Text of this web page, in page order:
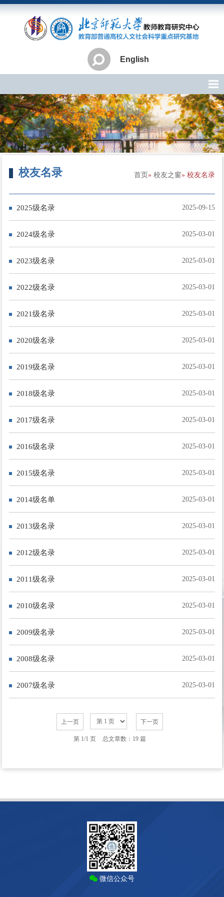
English
返回
校友名录
毕业去向
校友风采
校友名录 首页»校友之窗» 校友名录
2025级名录 2025-09-15
2024级名录 2025-03-01
2023级名录 2025-03-01
2022级名录 2025-03-01
2021级名录 2025-03-01
2020级名录 2025-03-01
2019级名录 2025-03-01
2018级名录 2025-03-01
2017级名录 2025-03-01
2016级名录 2025-03-01
2015级名录 2025-03-01
2014级名单 2025-03-01
2013级名录 2025-03-01
2012级名录 2025-03-01
2011级名录 2025-03-01
2010级名录 2025-03-01
2009级名录 2025-03-01
2008级名录 2025-03-01
2007级名录 2025-03-01
上一页 下一页
第 1/1 页 总文章数：19 篇
微信公众号